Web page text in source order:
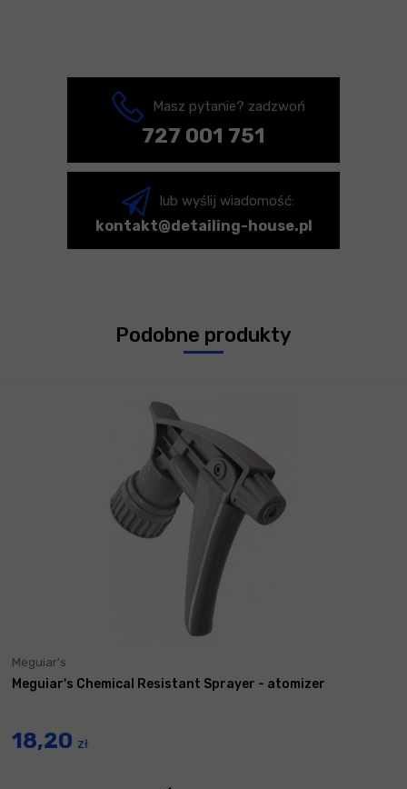
Masz pytanie? zadzwoń
727 001 751
lub wyślij wiadomość:
kontakt@detailing-house.pl
Podobne produkty
Meguiar's
Meguiar's Chemical Resistant Sprayer - atomizer
18,20 zł